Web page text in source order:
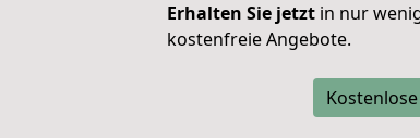
Erhalten Sie jetzt in nur
kostenfreie Angebote.